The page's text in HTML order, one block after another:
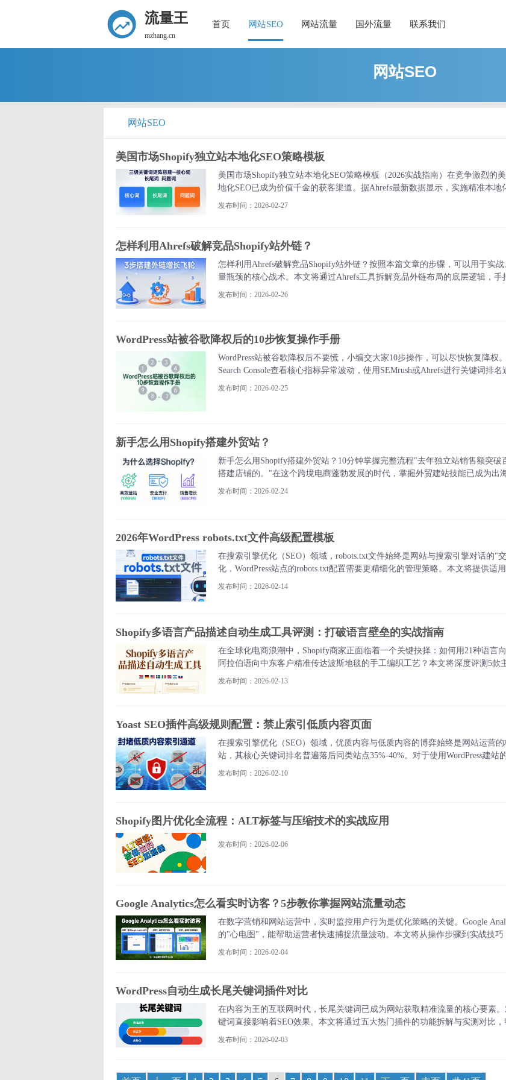
流量王
mzhang.cn
首页 网站SEO 网站流量 国外流量 联系我们
网站SEO
网站SEO
美国市场Shopify独立站本地化SEO策略模板
美国市场Shopify独立站本地化SEO策略模板（2026实战指南）在竞争激烈的
地化SEO已成为价值千金的获客渠道。据Ahrefs最新数据显示，实施精准本
转化率提高43%。
发布时间：2026-02-27
怎样利用Ahrefs破解竞品Shopify站外链？
怎样利用Ahrefs破解竞品Shopify站外链？按照本篇文章的步骤，可以用于实
量瓶颈的核心战术。本文将通过Ahrefs工具拆解竞品外链布局的底层逻辑，
链反超。
发布时间：2026-02-26
WordPress站被谷歌降权后的10步恢复操作手册
WordPress站被谷歌降权后不要慌，小编交大家10步操作，可以尽快恢复降权
Search Console查看核心指标异常波动，使用SEMrush或Ahrefs进行关键词排名
发布时间：2026-02-25
新手怎么用Shopify搭建外贸站？
新手怎么用Shopify搭建外贸站？10分钟掌握完整流程"去年独立站销售额突
搭建店铺的。"在这个跨境电商蓬勃发展的时代，掌握外贸建站技能已成为出
发布时间：2026-02-24
2026年WordPress robots.txt文件高级配置模板
在搜索引擎优化（SEO）领域，robots.txt文件始终是网站与搜索引擎对话的"
化，WordPress站点的robots.txt配置需要更精细化的管理策略。本文将提供适
析每个指令的实战价值。
发布时间：2026-02-14
Shopify多语言产品描述自动生成工具评测：打破语言壁垒的实战指南
在全球化电商浪潮中，Shopify商家正面临着一个关键抉择：如何用21种语言
阿拉伯语向中东客户精准传达波斯地毯的手工编织工艺？本文将深度评测5款
AI技术突破语言障碍。
发布时间：2026-02-13
Yoast SEO插件高级规则配置：禁止索引低质内容页面‌
在搜索引擎优化（SEO）领域，优质内容与低质内容的博弈始终是网站运营
站，其核心关键词排名普遍落后同类站点35%-40%。对于使用WordPress建站
功能，正是精准控制搜索引擎抓取为的利器。
发布时间：2026-02-10
Shopify图片优化全流程：ALT标签与压缩技术的实战应用
发布时间：2026-02-06
Google Analytics怎么看实时访客？5步教你掌握网站流量动态
在数字营销和网站运营中，实时监控用户行为是优化策略的关键。Google
的"心电图"，能帮助运营者快速捕捉流量波动。本文将从操作步骤到实战技巧
发布时间：2026-02-04
WordPress自动生成长尾关键词插件对比
在内容为王的互联网时代，长尾关键词已成为网站获取精准流量的核心要素
键词直接影响着SEO效果。本文将通过五大热门插件的功能拆解与实测对比
发布时间：2026-02-03